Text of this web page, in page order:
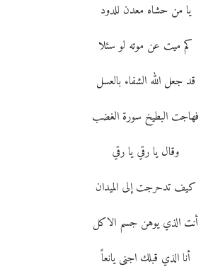
يا من حشاه معدن للدود
كم ميت عن موته لو سئلا
قد جعل الله الشفاء بالعسل
فهاجت البطيخ سورة الغضب
وقال يا رقي يا رقي
كيف تدحرجت إلى الميدان
أنت الذي يوهن جسم الاكل
أنا الذي قبلك اجنى يانعاً